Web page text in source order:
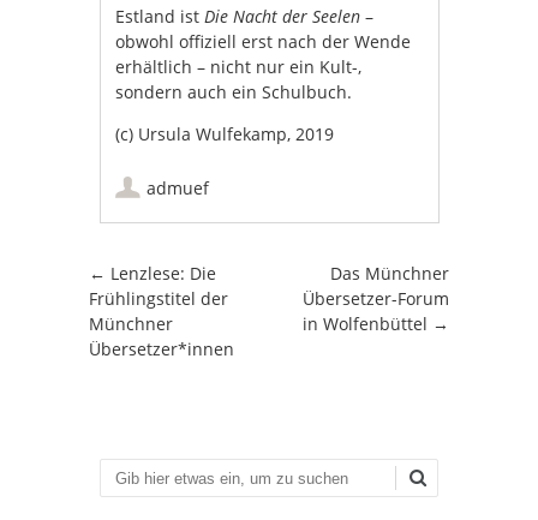
Estland ist Die Nacht der Seelen –
obwohl offiziell erst nach der Wende
erhältlich – nicht nur ein Kult-,
sondern auch ein Schulbuch.
(c) Ursula Wulfekamp, 2019
admuef
Artikel-Navigation
← Lenzlese: Die
Frühlingstitel der
Münchner
Übersetzer*innen
Das Münchner
Übersetzer-Forum
in Wolfenbüttel →
Suchen